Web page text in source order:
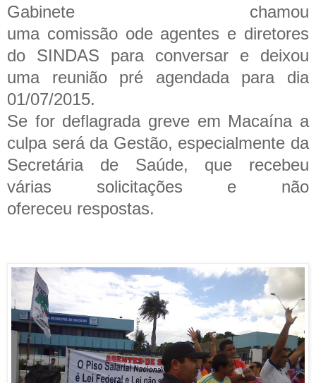
Gabinete chamou
uma comissão ode agentes e diretores
do SINDAS para conversar e deixou
uma reunião pré agendada para dia
01/07/2015.
Se for deflagrada greve em Macaína a
culpa será da Gestão, especialmente da
Secretária de Saúde, que recebeu
várias solicitações e não
ofereceu respostas.